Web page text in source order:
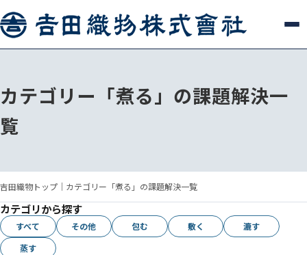
カテゴリー「煮る」の課題解決一
覧
吉田織物トップ カテゴリー「煮る」の課題解決一覧
カテゴリから探す
すべて その他 包む 敷く
漉す
蒸す